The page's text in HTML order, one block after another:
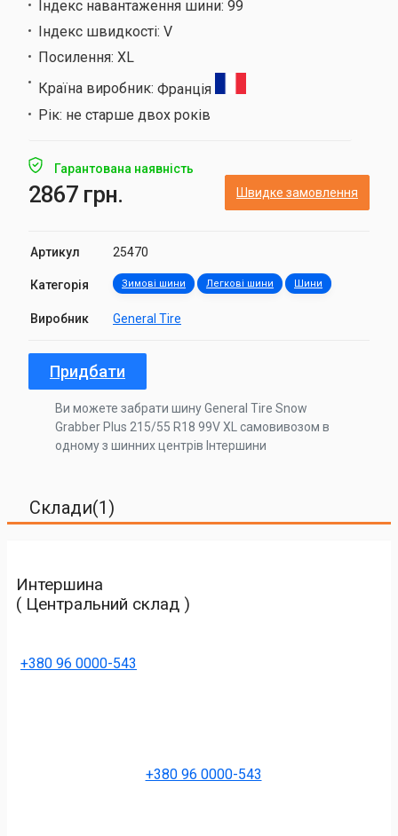
Індекс навантаження шини: 99
Індекс швидкості: V
Посилення: XL
Країна виробник: Франція
Рік: не старше двох років
Гарантована наявність
2867 грн. Швидке замовлення
Артикул 25470
Категорія Зимові шини Легкові шини Шини
Виробник General Tire
Придбати
Ви можете забрати шину General Tire Snow
Grabber Plus 215/55 R18 99V XL самовивозом в
одному з шинних центрів Інтершини
Склади(1)
Интершина
( Центральний склад )
+380 96 0000-543
+380 96 0000-543